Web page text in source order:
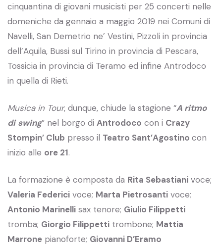
cinquantina di giovani musicisti per 25 concerti nelle
domeniche da gennaio a maggio 2019 nei Comuni di
Navelli, San Demetrio ne’ Vestini, Pizzoli in provincia
dell’Aquila, Bussi sul Tirino in provincia di Pescara,
Tossicia in provincia di Teramo ed infine Antrodoco
in quella di Rieti.
Musica in Tour, dunque, chiude la stagione “A ritmo
di swing” nel borgo di Antrodoco con i Crazy
Stompin’ Club presso il Teatro Sant’Agostino con
inizio alle ore 21.
La formazione è composta da Rita Sebastiani voce;
Valeria Federici voce; Marta Pietrosanti voce;
Antonio Marinelli sax tenore; Giulio Filippetti
tromba; Giorgio Filippetti trombone; Mattia
Marrone pianoforte; Giovanni D’Eramo